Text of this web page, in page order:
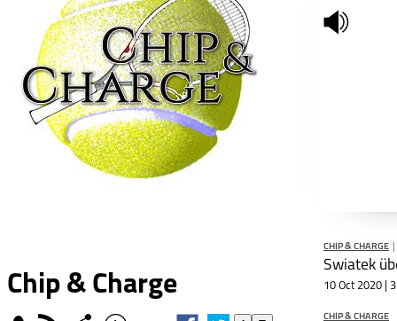
Chip & Charge
mute
CHIP & CHARGE
10 Oct 2020 |
CHIP & CHARGE